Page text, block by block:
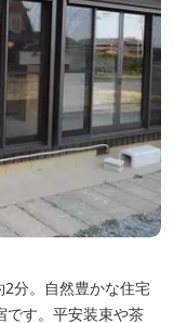
2分。自然豊かな住宅
です。平安装束や茶